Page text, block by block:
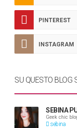
PINTEREST
INSTAGRAM
SU QUESTO BLOG
SEBINA
Geek chic
sebina